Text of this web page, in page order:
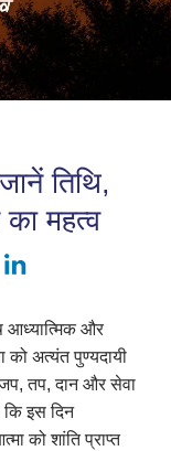
तिथि,
महत्व
आध्यात्मिक और
को अत्यंत पुण्यदायी
जप, तप, दान और सेवा
कि इस दिन
को शांति प्राप्त